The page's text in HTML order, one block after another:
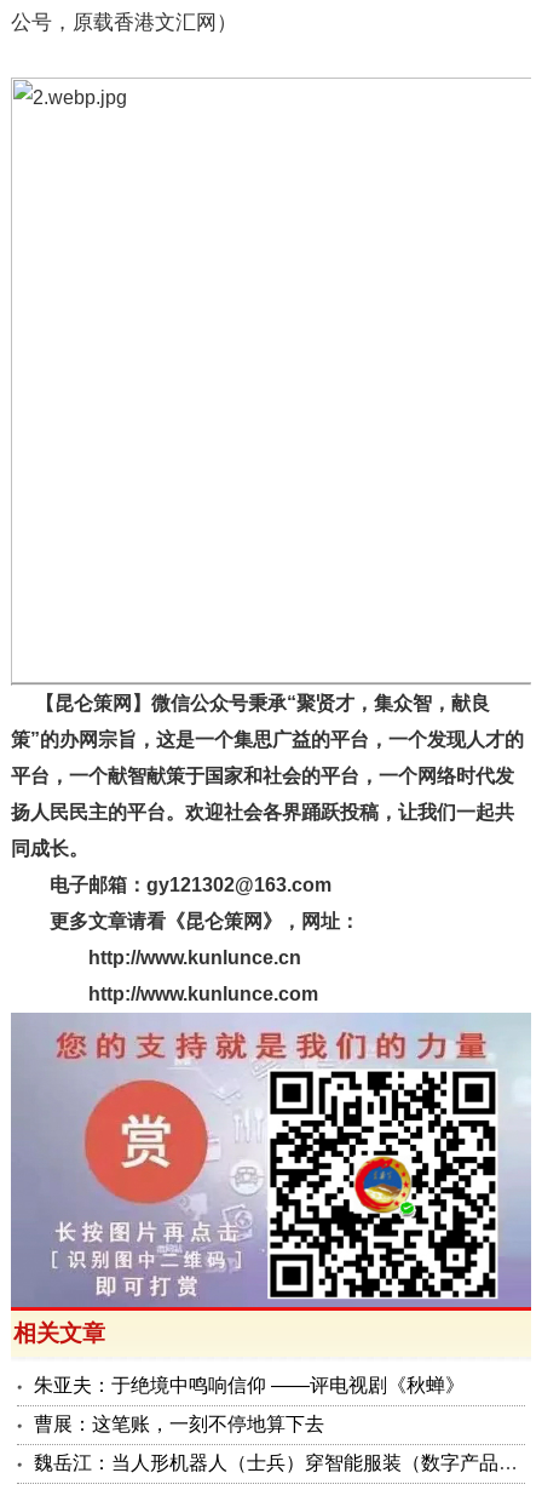
公号，原载香港文汇网）
【昆仑策网】微信公众号秉承“聚贤才，集众智，献良
策”的办网宗旨，这是一个集思广益的平台，一个发现人才的
平台，一个献智献策于国家和社会的平台，一个网络时代发
扬人民民主的平台。欢迎社会各界踊跃投稿，让我们一起共
同成长。
电子邮箱：gy121302@163.com
更多文章请看《昆仑策网》，网址：
http://www.kunlunce.cn
http://www.kunlunce.com
相关文章
朱亚夫：于绝境中鸣响信仰 ——评电视剧《秋蝉》
曹展：这笔账，一刻不停地算下去
魏岳江：当人形机器人（士兵）穿智能服装（数字产品与服装融合）后面会长眼睛